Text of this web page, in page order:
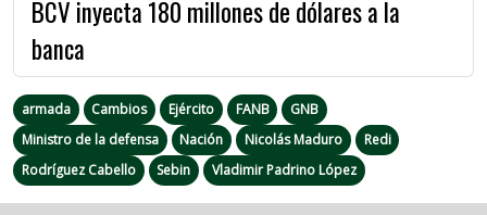
BCV inyecta 180 millones de dólares a la
banca
armada Cambios Ejército FANB
GNB
Ministro de la defensa
Nación Nicolás Maduro
Redi
Rodríguez Cabello
Sebin Vladimir Padrino López